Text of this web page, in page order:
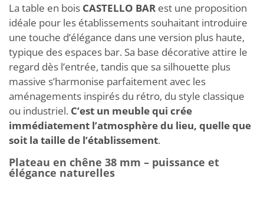
La table en bois CASTELLO BAR est une proposition
idéale pour les établissements souhaitant introduire
une touche d’élégance dans une version plus haute,
typique des espaces bar. Sa base décorative attire le
regard dès l’entrée, tandis que sa silhouette plus
massive s’harmonise parfaitement avec les
aménagements inspirés du rétro, du style classique
ou industriel. C’est un meuble qui crée
immédiatement l’atmosphère du lieu, quelle que
soit la taille de l’établissement.
Plateau en chêne 38 mm – puissance et
élégance naturelles